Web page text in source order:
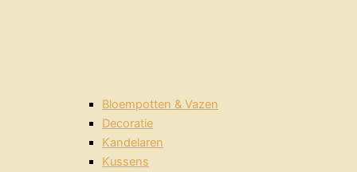
Bloempotten & Vazen
Decoratie
Kandelaren
Kussens